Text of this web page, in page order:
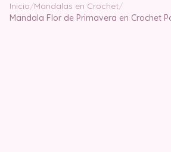
Inicio/Mandalas en Crochet/
Mandala Flor de Primavera en Crochet